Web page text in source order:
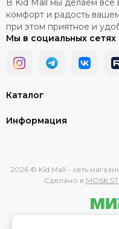
Каталог
Информация
В Kid Mall мы делаем все
комфорт и радость
при этом приятное и
Мы в социальных сетях
2026 © Kid Mall - сеть
Сделано в